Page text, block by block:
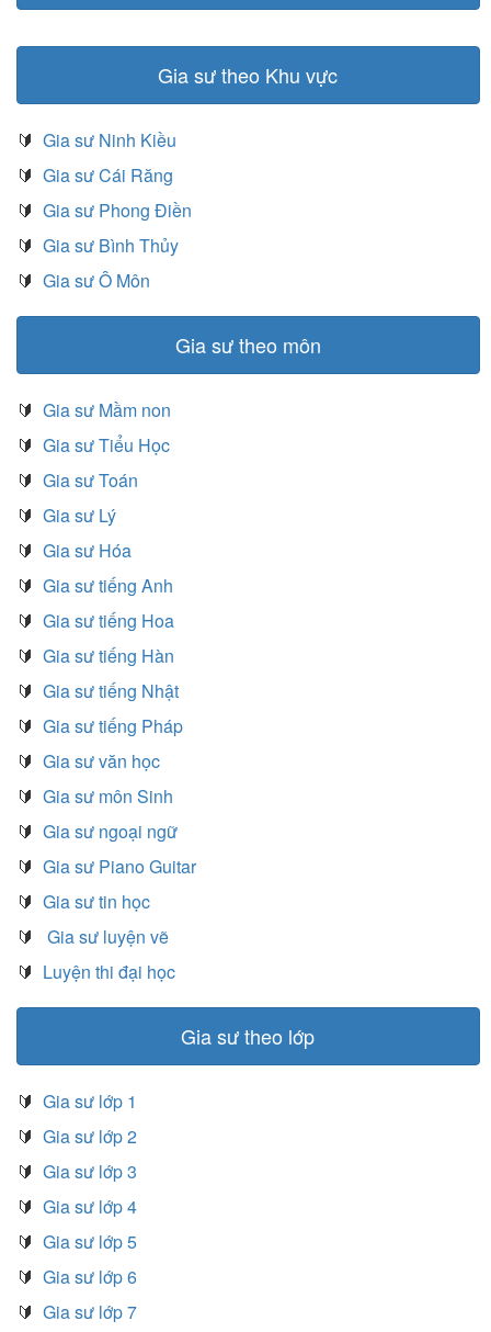
Gia sư theo Khu vực
🔰 Gia sư Ninh Kiều
🔰 Gia sư Cái Răng
🔰 Gia sư Phong Điền
🔰 Gia sư Bình Thủy
🔰 Gia sư Ô Môn
Gia sư theo môn
🔰 Gia sư Mầm non
🔰 Gia sư Tiểu Học
🔰 Gia sư Toán
🔰 Gia sư Lý
🔰 Gia sư Hóa
🔰 Gia sư tiếng Anh
🔰 Gia sư tiếng Hoa
🔰 Gia sư tiếng Hàn
🔰 Gia sư tiếng Nhật
🔰 Gia sư tiếng Pháp
🔰 Gia sư văn học
🔰 Gia sư môn Sinh
🔰 Gia sư ngoại ngữ
🔰 Gia sư Piano Guitar
🔰 Gia sư tin học
🔰
Gia sư luyện vẽ
🔰 Luyện thi đại học
Gia sư theo lớp
🔰 Gia sư lớp 1
🔰 Gia sư lớp 2
🔰 Gia sư lớp 3
🔰 Gia sư lớp 4
🔰 Gia sư lớp 5
🔰 Gia sư lớp 6
🔰 Gia sư lớp 7